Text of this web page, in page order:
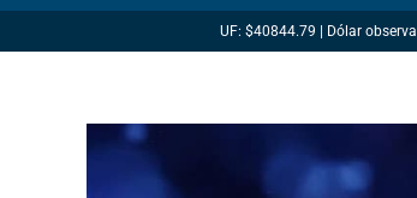
UF: $40844.79 | Dólar